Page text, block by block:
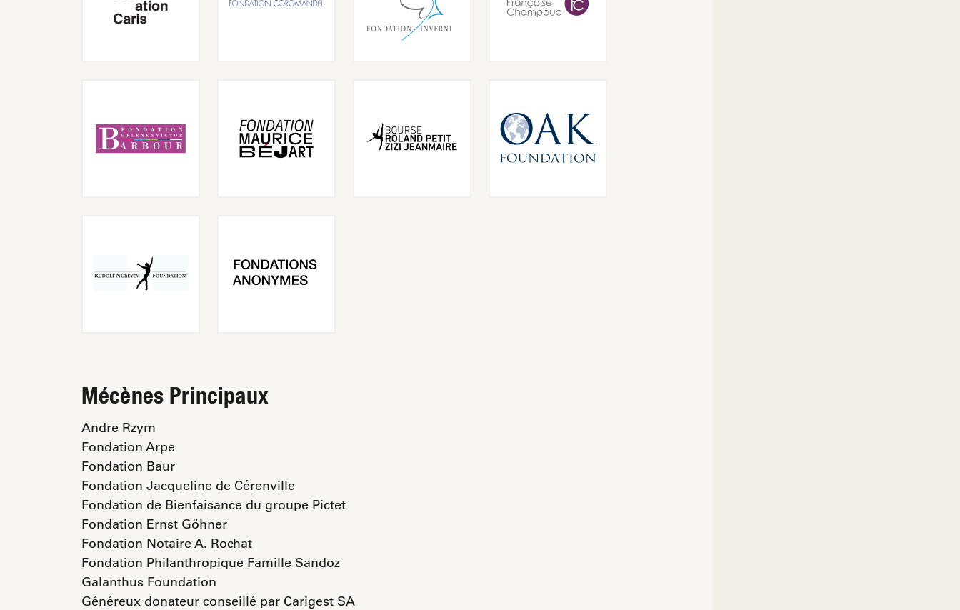
Mécènes Principaux
Andre Rzym
Fondation Arpe
Fondation Baur
Fondation Jacqueline de Cérenville
Fondation de Bienfaisance du groupe Pictet
Fondation Ernst Göhner
Fondation Notaire A. Rochat
Fondation Philanthropique Famille Sandoz
Galanthus Foundation
Généreux donateur conseillé par Carigest SA